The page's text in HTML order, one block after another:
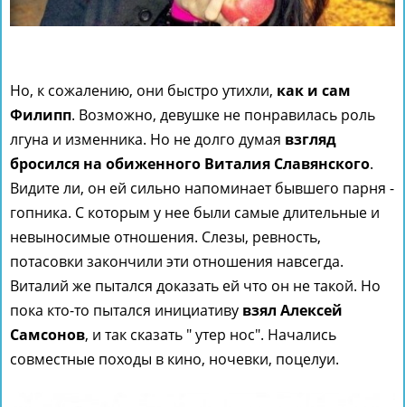
Но, к сожалению, они быстро утихли, как и сам
Филипп. Возможно, девушке не понравилась роль
лгуна и изменника. Но не долго думая взгляд
бросился на обиженного Виталия Славянского.
Видите ли, он ей сильно напоминает бывшего парня -
гопника. С которым у нее были самые длительные и
невыносимые отношения. Слезы, ревность,
потасовки закончили эти отношения навсегда.
Виталий же пытался доказать ей что он не такой. Но
пока кто-то пытался инициативу взял Алексей
Самсонов, и так сказать " утер нос". Начались
совместные походы в кино, ночевки, поцелуи.